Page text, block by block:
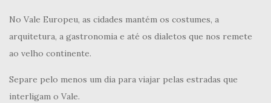
No Vale Europeu, as cidades mantém os costumes, a
arquitetura, a gastronomia e até os dialetos que nos remete
ao velho continente.
Separe pelo menos um dia para viajar pelas estradas que
interligam o Vale.